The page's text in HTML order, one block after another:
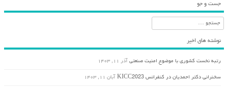
جست و جو
جستجو
نوشته های اخیر
رتبه نخست کشوری با موضوع امنیت صنعتی آذر ۱۱, ۱۴۰۳
سخنرانی دکتر احمدیان در کنفرانس KICC2023 آبان ۱۱, ۱۴۰۳